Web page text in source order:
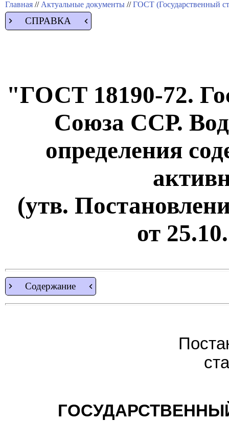
Главная // Актуальные документы //ГОСТ (Государственный
СПРАВКА
"ГОСТ 18190-72.
Союза ССР.
определения
(утв.
от
Содержание